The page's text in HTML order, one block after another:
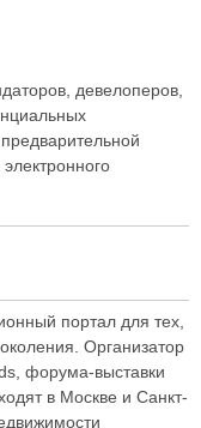
девелоперов,
портал для тех,
Организатор
форума-выставки
в Москве и Санкт-